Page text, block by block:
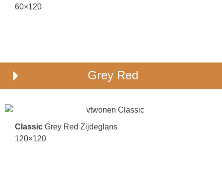
60×120
Grey Red
Classic Grey Red Zijdeglans
120×120